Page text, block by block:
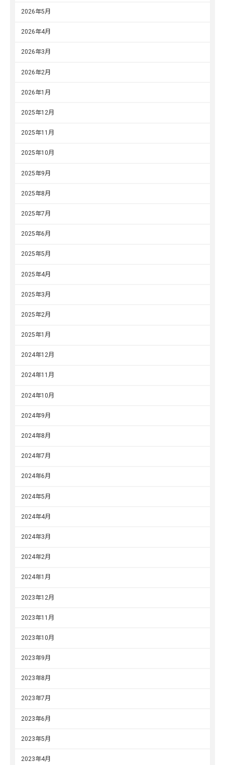
2026年5月
2026年4月
2026年3月
2026年2月
2026年1月
2025年12月
2025年11月
2025年10月
2025年9月
2025年8月
2025年7月
2025年6月
2025年5月
2025年4月
2025年3月
2025年2月
2025年1月
2024年12月
2024年11月
2024年10月
2024年9月
2024年8月
2024年7月
2024年6月
2024年5月
2024年4月
2024年3月
2024年2月
2024年1月
2023年12月
2023年11月
2023年10月
2023年9月
2023年8月
2023年7月
2023年6月
2023年5月
2023年4月